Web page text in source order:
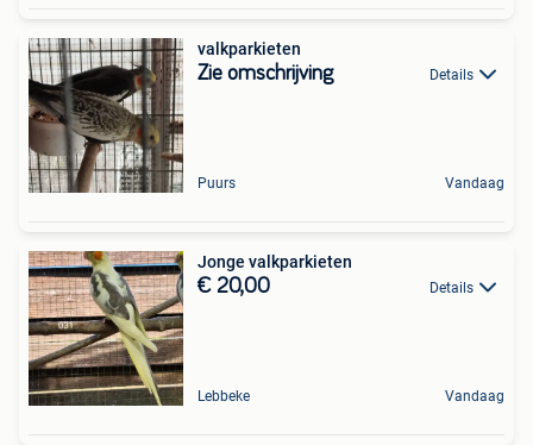
valkparkieten
Zie omschrijving Details
Puurs Vandaag
Jonge valkparkieten
€ 20,00 Details
Lebbeke Vandaag